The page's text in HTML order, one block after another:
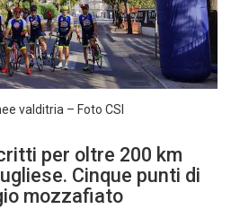
valditria – Foto CSI
per oltre 200 km
Cinque punti di
mozzafiato